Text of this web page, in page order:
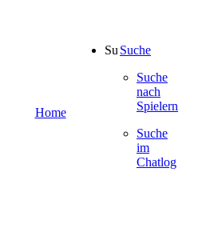
Home
Suche
Suche
nach
Spielern
Suche
im
Chatlog